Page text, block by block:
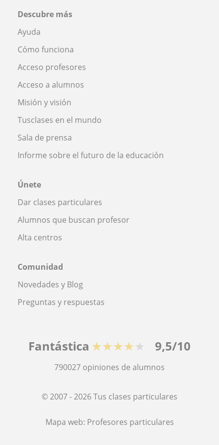
Descubre más
Ayuda
Cómo funciona
Acceso profesores
Acceso a alumnos
Misión y visión
Tusclases en el mundo
Sala de prensa
Informe sobre el futuro de la educación
Únete
Dar clases particulares
Alumnos que buscan profesor
Alta centros
Comunidad
Novedades y Blog
Preguntas y respuestas
Fantástica ★★★★★ 9,5/10
790027 opiniones de alumnos
© 2007 - 2026 Tus clases particulares
Mapa web: Profesores particulares